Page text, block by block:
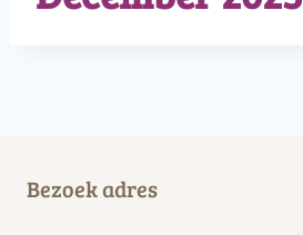
Bezoek adres